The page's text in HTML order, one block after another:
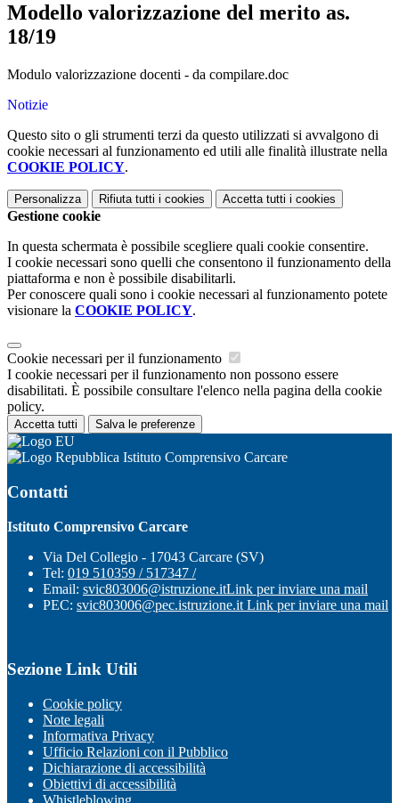
Modello valorizzazione del merito as.
18/19
Modulo valorizzazione docenti - da compilare.doc
Notizie
Questo sito o gli strumenti terzi da questo utilizzati si avvalgono di
cookie necessari al funzionamento ed utili alle finalità illustrate nella
COOKIE POLICY.
Personalizza Rifiuta tutti i cookies Accetta tutti i cookies
Gestione cookie
In questa schermata è possibile scegliere quali cookie consentire.
I cookie necessari sono quelli che consentono il funzionamento della
piattaforma e non è possibile disabilitarli.
Per conoscere quali sono i cookie necessari al funzionamento potete
visionare la COOKIE POLICY.
Cookie necessari per il funzionamento
I cookie necessari per il funzionamento non possono essere
disabilitati. È possibile consultare l'elenco nella pagina della cookie
policy.
Accetta tutti Salva le preferenze
Istituto Comprensivo Carcare
Contatti
Istituto Comprensivo Carcare
Via Del Collegio - 17043 Carcare (SV)
Tel: 019 510359 / 517347 /
Email: svic803006@istruzione.itLink per inviare una mail
PEC: svic803006@pec.istruzione.it Link per inviare una mail
Sezione Link Utili
Cookie policy
Note legali
Informativa Privacy
Ufficio Relazioni con il Pubblico
Dichiarazione di accessibilità
Obiettivi di accessibilità
Whistleblowing